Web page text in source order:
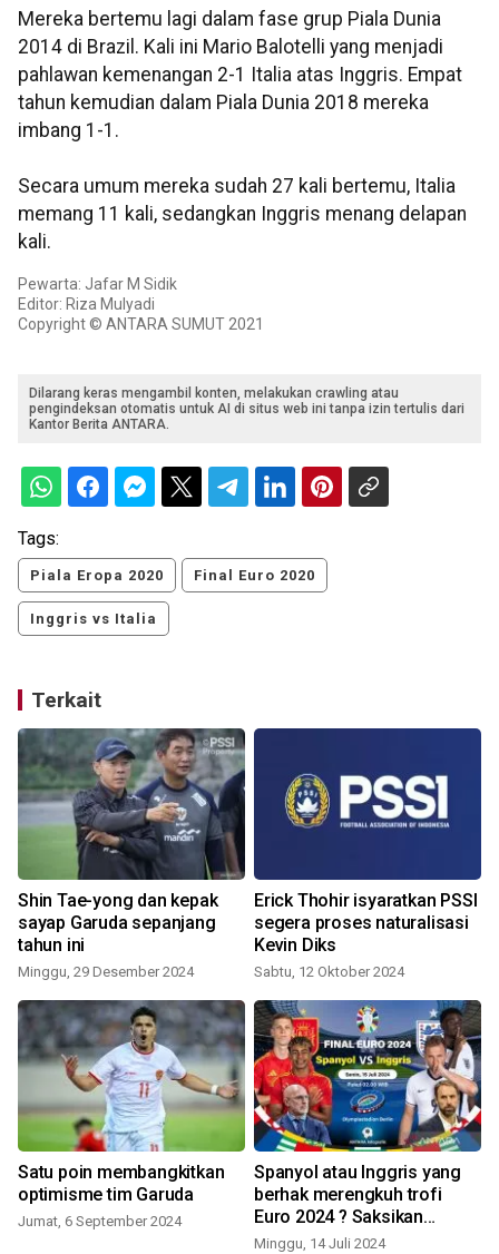
Mereka bertemu lagi dalam fase grup Piala Dunia
2014 di Brazil. Kali ini Mario Balotelli yang menjadi
pahlawan kemenangan 2-1 Italia atas Inggris. Empat
tahun kemudian dalam Piala Dunia 2018 mereka
imbang 1-1.
Secara umum mereka sudah 27 kali bertemu, Italia
memang 11 kali, sedangkan Inggris menang delapan
kali.
Pewarta: Jafar M Sidik
Editor: Riza Mulyadi
Copyright © ANTARA SUMUT 2021
Dilarang keras mengambil konten, melakukan crawling atau
pengindeksan otomatis untuk AI di situs web ini tanpa izin tertulis dari
Kantor Berita ANTARA.
Tags:
Piala Eropa 2020 Final Euro 2020
Inggris vs Italia
Terkait
Shin Tae-yong dan kepak
sayap Garuda sepanjang
tahun ini
Minggu, 29 Desember 2024
Erick Thohir isyaratkan PSSI
segera proses naturalisasi
Kevin Diks
Sabtu, 12 Oktober 2024
Satu poin membangkitkan
optimisme tim Garuda
Jumat, 6 September 2024
Spanyol atau Inggris yang
berhak merengkuh trofi
Euro 2024 ? Saksikan
tempur sengit Senin dinihari
Minggu, 14 Juli 2024